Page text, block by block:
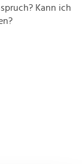
Kann ich